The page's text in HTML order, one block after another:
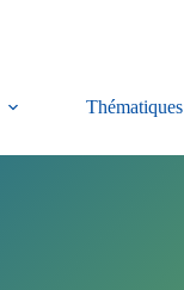
Thématiques